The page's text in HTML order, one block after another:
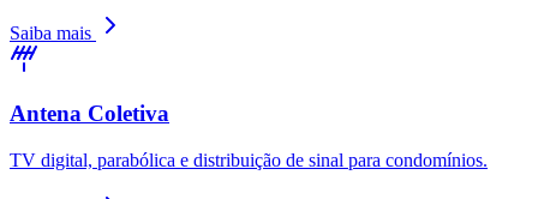
Saiba mais
Antena Coletiva
TV digital, parabólica e distribuição de sinal para condomínios.